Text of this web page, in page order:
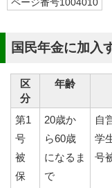
国民年金に加入
区
分
年齢
第1
号
被
保
20歳か
ら60歳
になるま
で
自
学
号